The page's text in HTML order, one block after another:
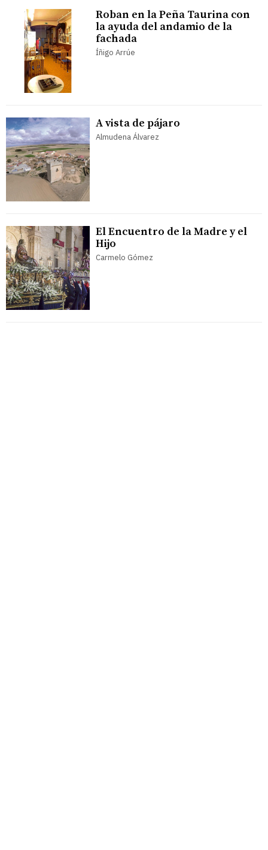
Roban en la Peña Taurina con
la ayuda del andamio de la
fachada
Íñigo Arrúe
A vista de pájaro
Almudena Álvarez
El Encuentro de la Madre y el
Hijo
Carmelo Gómez